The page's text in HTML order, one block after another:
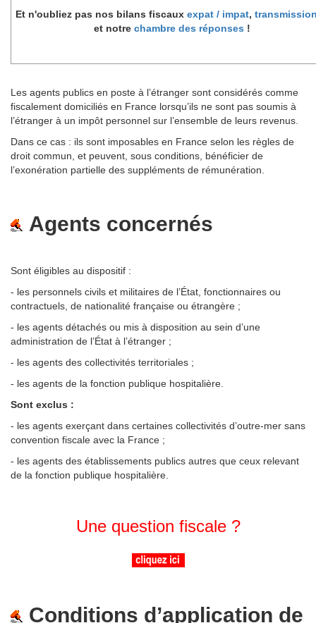
Et n'oubliez pas nos bilans fiscaux expat / impat,
et notre chambre des réponses !
Les agents publics en poste à l’étranger sont considérés comme
fiscalement domiciliés en France lorsqu’ils ne sont pas soumis à
l’étranger à un impôt personnel sur l’ensemble de leurs revenus.
Dans ce cas : ils sont imposables en France selon les règles de
droit commun, et peuvent, sous conditions, bénéficier de
l’exonération partielle des suppléments de rémunération.
Agents concernés
Sont éligibles au dispositif :
- les personnels civils et militaires de l’État, fonctionnaires ou
contractuels, de nationalité française ou étrangère ;
- les agents détachés ou mis à disposition au sein d’une
administration de l’État à l’étranger ;
- les agents des collectivités territoriales ;
- les agents de la fonction publique hospitalière.
Sont exclus :
- les agents exerçant dans certaines collectivités d’outre-mer sans
convention fiscale avec la France ;
- les agents des établissements publics autres que ceux relevant
de la fonction publique hospitalière.
Une question fiscale ?
Conditions d’application de